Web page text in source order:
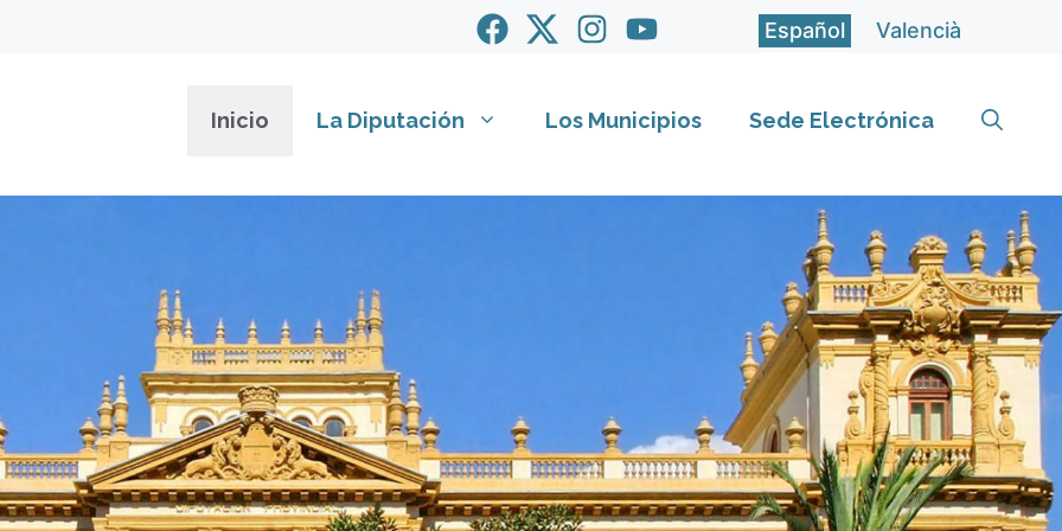
Español Valencià
Inicio La Diputación Los Municipios Sede Electrónica